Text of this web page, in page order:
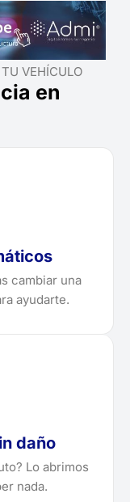
VEHÍCULO
en
cambiar una
ayudarte.
daño
Lo abrimos
nada.